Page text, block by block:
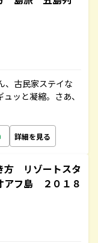
、古民家ステイな
ッと凝縮。さあ、
詳細を見る
方 リゾートスタ
フ島 ２０１８